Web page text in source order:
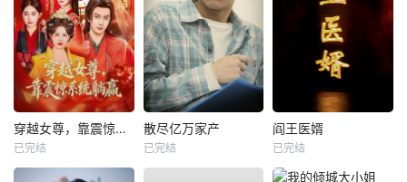
穿越女尊，靠震惊系统躺赢
已完结
散尽亿万家产
已完结
阎王医婿
已完结